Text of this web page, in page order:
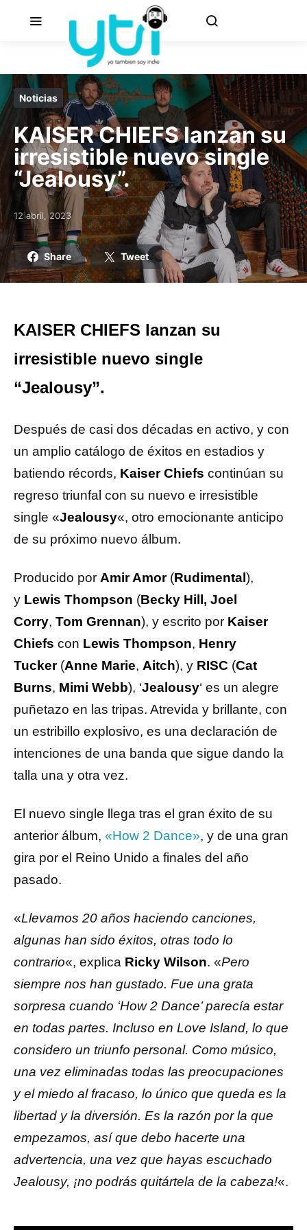
Noticias
KAISER CHIEFS lanzan su
irresistible nuevo single
“Jealousy”.
Posted on
12 abril, 2023
Share Tweet
KAISER CHIEFS lanzan su
irresistible nuevo single
“Jealousy”.
Después de casi dos décadas en activo, y con
un amplio catálogo de éxitos en estadios y
batiendo récords, Kaiser Chiefs continúan su
regreso triunfal con su nuevo e irresistible
single «Jealousy«, otro emocionante anticipo
de su próximo nuevo álbum.
Producido por Amir Amor(Rudimental ),
y Lewis Thompson (Becky Hill, Joel
Corry, Tom Grennan), y escrito por Kaiser
Chiefs con Lewis Thompson, Henry
Tucker(Anne Marie, Aitch), y RISC (Cat
Burns, Mimi Webb), ‘Jealousy‘ es un alegre
puñetazo en las tripas. Atrevida y brillante, con
un estribillo explosivo, es una declaración de
intenciones de una banda que sigue dando la
talla una y otra vez.
El nuevo single llega tras el gran éxito de su
anterior álbum, «How 2 Dance», y de una gran
gira por el Reino Unido a finales del año
pasado.
«Llevamos 20 años haciendo canciones,
algunas han sido éxitos, otras todo lo
contrario«, explica Ricky Wilson. «Pero
siempre nos han gustado. Fue una grata
sorpresa cuando ‘How 2 Dance’ parecía estar
en todas partes. Incluso en Love Island, lo que
considero un triunfo personal. Como músico,
una vez eliminadas todas las preocupaciones
y el miedo al fracaso, lo único que queda es la
libertad y la diversión. Es la razón por la que
empezamos, así que debo hacerte una
advertencia, una vez que hayas escuchado
Jealousy, ¡no podrás quitártela de la cabeza!«.